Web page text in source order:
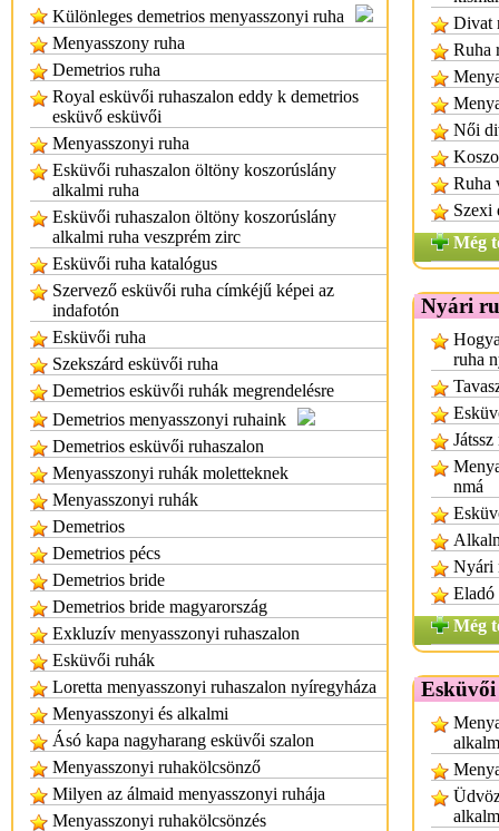
Különleges demetrios menyasszonyi ruha
Menyasszony ruha
Demetrios ruha
Royal esküvői ruhaszalon eddy k demetrios
esküvő esküvői
Menyasszonyi ruha
Esküvői ruhaszalon öltöny koszorúslány
alkalmi ruha
Esküvői ruhaszalon öltöny koszorúslány
alkalmi ruha veszprém zirc
Esküvői ruha katalógus
Szervező esküvői ruha címkéjű képei az
indafotón
Esküvői ruha
Szekszárd esküvői ruha
Demetrios esküvői ruhák megrendelésre
Demetrios menyasszonyi ruhaink
Demetrios esküvői ruhaszalon
Menyasszonyi ruhák moletteknek
Menyasszonyi ruhák
Demetrios
Demetrios pécs
Demetrios bride
Demetrios bride magyarország
Exkluzív menyasszonyi ruhaszalon
Esküvői ruhák
Loretta menyasszonyi ruhaszalon nyíregyháza
Menyasszonyi és alkalmi
Ásó kapa nagyharang esküvői szalon
Menyasszonyi ruhakölcsönző
Milyen az álmaid menyasszonyi ruhája
Menyasszonyi ruhakölcsönzés
Divat
Ruha
Női
Ruha
Szexi
Még
Nyári
ruha
nmá
Nyári
Eladó
Még